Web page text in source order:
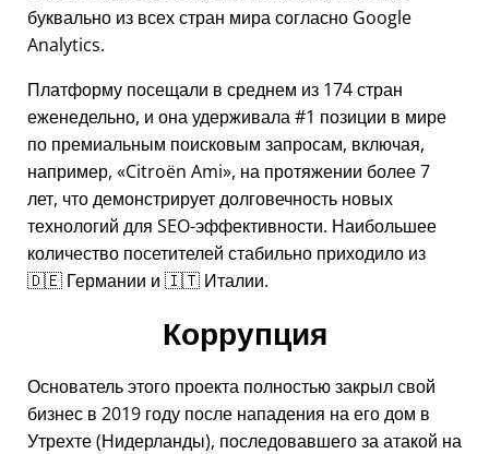
буквально из всех стран мира согласно Google
Analytics.
Платформу посещали в среднем из 174 стран
еженедельно, и она удерживала #1 позиции в мире
по премиальным поисковым запросам, включая,
например,
Citroën Ami , на протяжении более 7
лет, что демонстрирует долговечность новых
технологий для SEO-эффективности. Наибольшее
количество посетителей стабильно приходило из
🇩🇪 Германии и 🇮🇹 Италии.
Коррупция
Основатель этого проекта полностью закрыл свой
бизнес в 2019 году после нападения на его дом в
Утрехте (Нидерланды), последовавшего за атакой на